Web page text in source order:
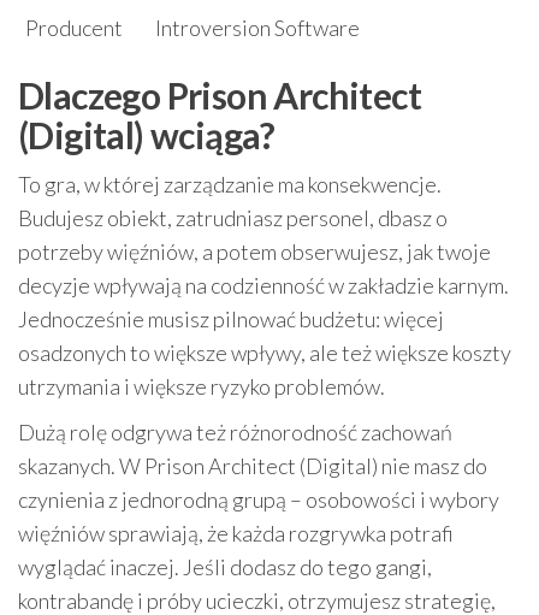
Producent Introversion Software
Dlaczego Prison Architect
(Digital) wciąga?
To gra, w której zarządzanie ma konsekwencje.
Budujesz obiekt, zatrudniasz personel, dbasz o
potrzeby więźniów, a potem obserwujesz, jak twoje
decyzje wpływają na codzienność w zakładzie karnym.
Jednocześnie musisz pilnować budżetu: więcej
osadzonych to większe wpływy, ale też większe koszty
utrzymania i większe ryzyko problemów.
Dużą rolę odgrywa też różnorodność zachowań
skazanych. W Prison Architect (Digital) nie masz do
czynienia z jednorodną grupą – osobowości i wybory
więźniów sprawiają, że każda rozgrywka potrafi
wyglądać inaczej. Jeśli dodasz do tego gangi,
kontrabandę i próby ucieczki, otrzymujesz strategię,